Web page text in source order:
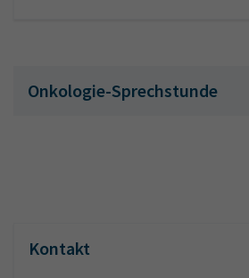
Onkologie-Sprechstunde
Kontakt